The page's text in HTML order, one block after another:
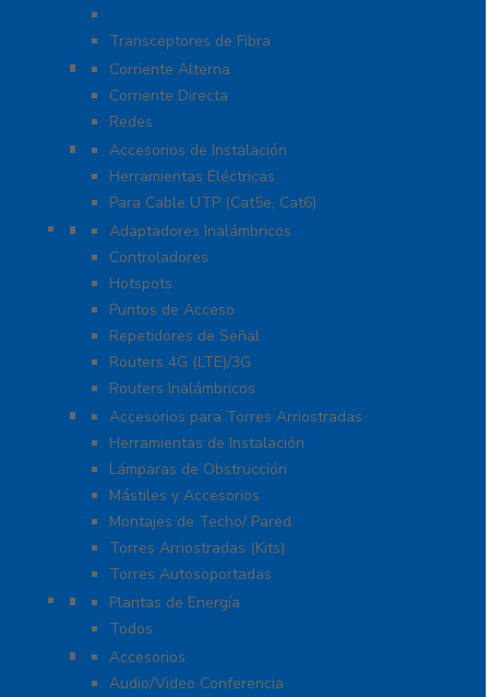
Transceptores de Fibra
Protección Contra Descargas
Corriente Alterna
Corriente Directa
Redes
Herramientas
Accesorios de Instalación
Herramientas Eléctricas
Para Cable UTP (Cat5e, Cat6)
Redes WIFI
Adaptadores Inalámbricos
Controladores
Hotspots
Puntos de Acceso
Repetidores de Señal
Routers 4G (LTE)/3G
Routers Inalámbricos
Torres y Mástiles
Accesorios para Torres Arriostradas
Herramientas de Instalación
Lámparas de Obstrucción
Mástiles y Accesorios
Montajes de Techo/ Pared
Torres Arriostradas (Kits)
Torres Autosoportadas
UPS / Respaldo
Plantas de Energía
Todos
VoIP – Telefonía IP – Videoconferencia
Accesorios
Audio/Video Conferencia